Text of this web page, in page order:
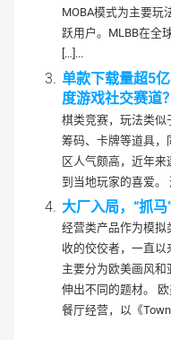
MOBA模式为主要玩
跃用户。MLBB在全
[…]...
单款下载量超5
度游戏社交赛道？
棋类竞赛，玩法类似
筹码、卡牌等道具，
区人气颇高，近年
到当地玩家的喜爱。
大厂入局，“抓
经营类产品作为模拟
收的佼佼者，一直
主要分为欧美画风
伸出不同的题材。
餐厅经营，以《